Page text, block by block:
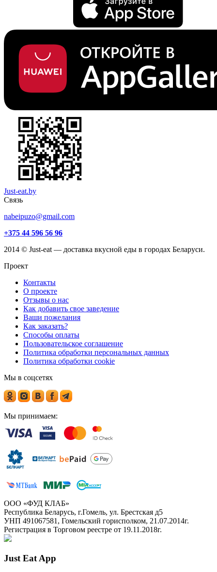
Just-eat.by
Связь
nabeipuzo@gmail.com
+375 44 596 56 96
2014 © Just-eat — доставка вкусной еды в городах Беларуси.
Проект
Контакты
О проекте
Отзывы о нас
Как добавить свое заведение
Ваши пожелания
Как заказать?
Способы оплаты
Пользовательское соглашение
Политика обработки персональных данных
Политика обработки cookie
Мы в соцсетях
Мы принимаем:
ООО «ФУД КЛАБ»
Республика Беларусь, г.Гомель, ул. Брестская д5
УНП 491067581, Гомельский горисполком, 21.07.2014г.
Регистрация в Торговом реестре от 19.11.2018г.
Just Eat App